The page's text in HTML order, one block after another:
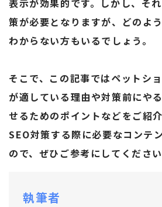
表示が効果的です。しかし、そ
策が必要となりますが、どのよ
わからない方もいるでしょう。
そこで、この記事ではペットシ
が適している理由や対策前にや
せるためのポイントなどをご紹介
SEO対策する際に必要なコンテ
ので、ぜひご参考にしてください
執筆者